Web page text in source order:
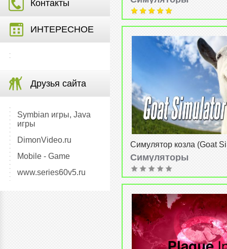
Контакты
ИНТЕРЕСНОЕ
Друзья сайта
Symbian игры, Java
игры
DimonVideo.ru
Mobile - Game
www.series60v5.ru
от 18-02-2015, 16:11
Симулятор козла (Goat
v1.1.4
Симуляторы
от 15-02-2015, 17:36